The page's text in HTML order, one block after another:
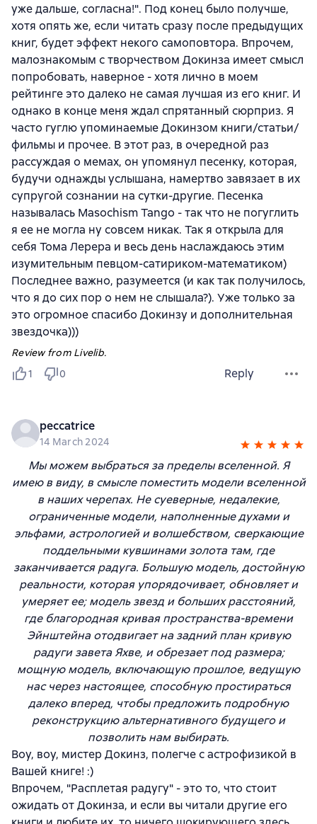
уже дальше, согласна!". Под конец было получше,
хотя опять же, если читать сразу после предыдущих
книг, будет эффект некого самоповтора. Впрочем,
малознакомым с творчеством Докинза имеет смысл
попробовать, наверное - хотя лично в моем
рейтинге это далеко не самая лучшая из его книг. И
однако в конце меня ждал спрятанный сюрприз. Я
часто гуглю упоминаемые Докинзом книги/статьи/
фильмы и прочее. В этот раз, в очередной раз
рассуждая о мемах, он упомянул песенку, которая,
будучи однажды услышана, намертво завязает в их
супругой сознании на сутки-другие. Песенка
называлась Masochism Tango - так что не погуглить
я ее не могла ну совсем никак. Так я открыла для
себя Тома Лерера и весь день наслаждаюсь этим
изумительным певцом-сатириком-математиком)
Последнее важно, разумеется (и как так получилось,
что я до сих пор о нем не слышала?). Уже только за
это огромное спасибо Докинзу и дополнительная
звездочка)))
Review from Livelib.
1
0 Reply
peccatrice
14 March 2024
Мы можем выбраться за пределы вселенной. Я
имею в виду, в смысле поместить модели вселенной
в наших черепах. Не суеверные, недалекие,
ограниченные модели, наполненные духами и
эльфами, астрологией и волшебством, сверкающие
поддельными кувшинами золота там, где
заканчивается радуга. Большую модель, достойную
реальности, которая упорядочивает, обновляет и
умеряет ее; модель звезд и больших расстояний,
где благородная кривая пространства-времени
Эйнштейна отодвигает на задний план кривую
радуги завета Яхве, и обрезает под размера;
мощную модель, включающую прошлое, ведущую
нас через настоящее, способную простираться
далеко вперед, чтобы предложить подробную
реконструкцию альтернативного будущего и
позволить нам выбирать.
Воу, воу, мистер Докинз, полегче с астрофизикой в
Вашей книге! :)
Впрочем, "Расплетая радугу" - это то, что стоит
ожидать от Докинза, и если вы читали другие его